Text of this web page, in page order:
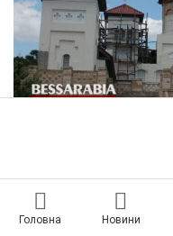
Головна Новини